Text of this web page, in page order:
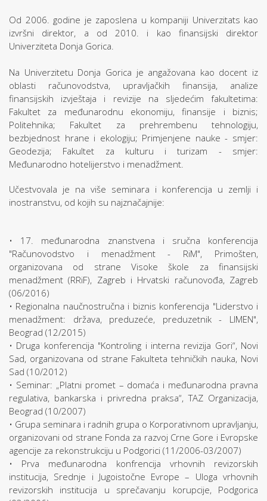
Od 2006. godine je zaposlena u kompaniji Univerzitats kao
izvršni direktor, a od 2010. i kao finansijski direktor
Univerziteta Donja Gorica.
Na Univerzitetu Donja Gorica je angažovana kao docent iz
oblasti računovodstva, upravljačkih finansija, analize
finansijskih izvještaja i revizije na sljedećim fakultetima:
Fakultet za međunarodnu ekonomiju, finansije i biznis;
Politehnika; Fakultet za prehrembenu tehnologiju,
bezbjednost hrane i ekologiju; Primjenjene nauke - smjer:
Geodezija; Fakultet za kulturu i turizam - smjer:
Međunarodno hotelijerstvo i menadžment.
Učestvovala je na više seminara i konferencija u zemlji i
inostranstvu, od kojih su najznačajnije:
• 17. međunarodna znanstvena i sručna konferencija
"Računovodstvo i menadžment - RiM", Primošten,
organizovana od strane Visoke škole za finansijski
menadžment (RRiF), Zagreb i Hrvatski računovođa, Zagreb
(06/2016)
• Regionalna naučnostručna i biznis konferencija "Liderstvo i
menadžment: država, preduzeće, preduzetnik - LIMEN",
Beograd (12/2015)
• Druga konferencija "Kontroling i interna revizija Gori“, Novi
Sad, organizovana od strane Fakulteta tehničkih nauka, Novi
Sad (10/2012)
• Seminar: „Platni promet – domaća i međunarodna pravna
regulativa, bankarska i privredna praksa“, TAZ Organizacija,
Beograd (10/2007)
• Grupa seminara i radnih grupa o Korporativnom upravljanju,
organizovani od strane Fonda za razvoj Crne Gore i Evropske
agencije za rekonstrukciju u Podgorici (11/2006-03/2007)
• Prva međunarodna konfrencija vrhovnih revizorskih
institucija, Srednje i Jugoistočne Evrope – Uloga vrhovnih
revizorskih institucija u sprečavanju korupcije, Podgorica